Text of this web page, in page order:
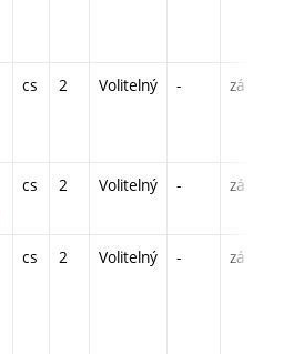
cs 2 Volitelný - zá
cs 2 Volitelný - zá
cs 2 Volitelný - zá